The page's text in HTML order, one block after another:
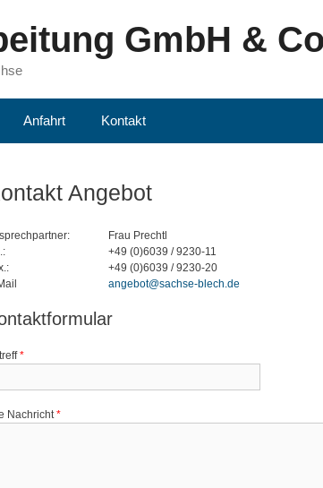
GmbH &
Anfahrt Kontakt
Angebot
Frau Prechtl
+49 (0)6039 / 9230-11
+49 (0)6039 / 9230-20
angebot@sachse-blech.de
*
Nachricht*